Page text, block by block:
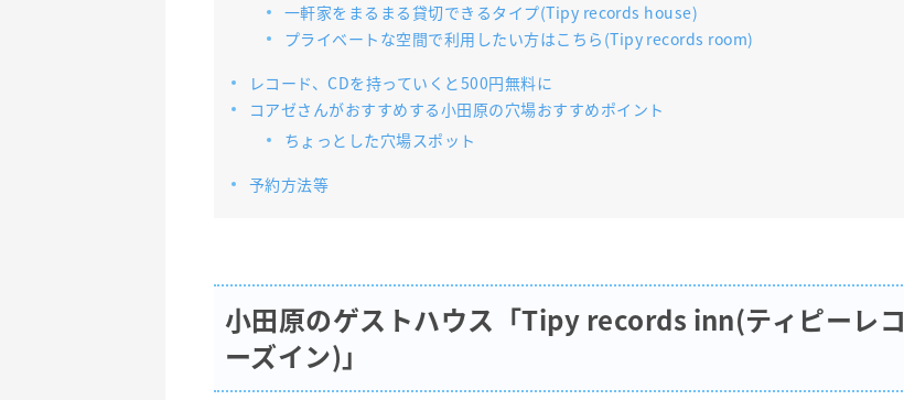
一軒家をまるまる貸切できるタイプ(Tipy records house)
プライベートな空間で利用したい方はこちら(Tipy records room)
レコード、CDを持っていくと500円無料に
コアゼさんがおすすめする小田原の穴場おすすめポイント
ちょっとした穴場スポット
予約方法等
小田原のゲストハウス「Tipy records inn(ティピーレコ
ーズイン)」